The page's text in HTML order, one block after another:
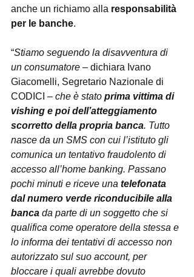
anche un richiamo alla responsabilità
per le banche.
“Stiamo seguendo la disavventura di
un consumatore – dichiara Ivano
Giacomelli, Segretario Nazionale di
CODICI – che è stato prima vittima di
vishing e poi dell’atteggiamento
scorretto della propria banca. Tutto
nasce da un SMS con cui l’istituto gli
comunica un tentativo fraudolento di
accesso all’home banking. Passano
pochi minuti e riceve una telefonata
dal numero verde riconducibile alla
banca da parte di un soggetto che si
qualifica come operatore della stessa e
lo informa dei tentativi di accesso non
autorizzato sul suo account, per
bloccare i quali avrebbe dovuto